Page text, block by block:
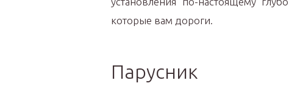
которые вам дороги.
Парусник